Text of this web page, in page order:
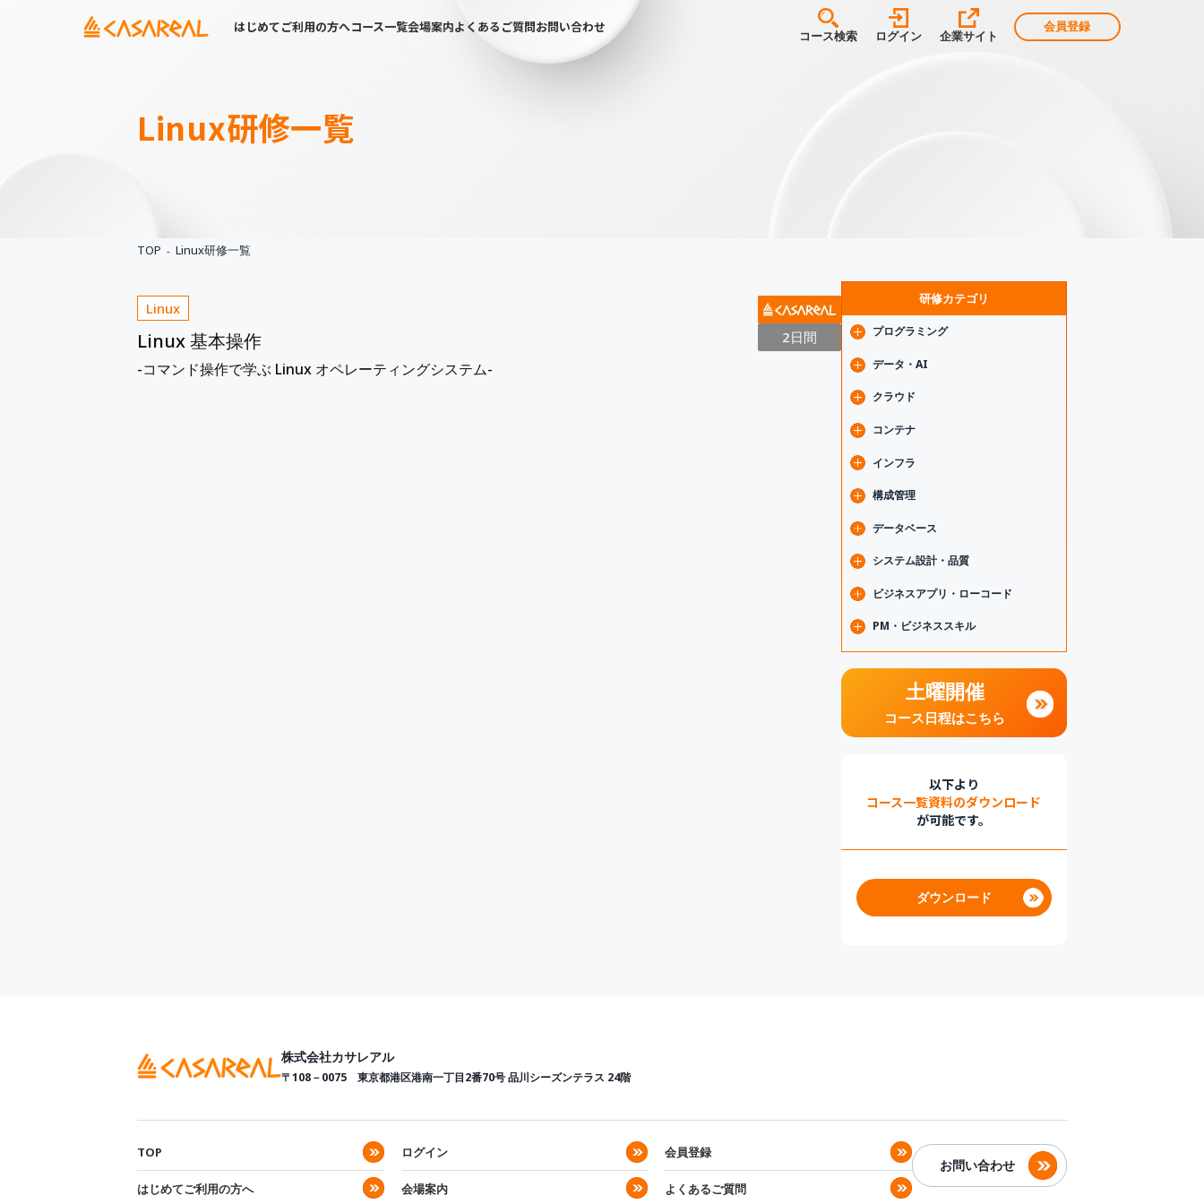
はじめてご利用の方へコース一覧会場案内よくあるご質問お問い合わせ
コース検索 ログイン 企業サイト
会員登録
Linux研修一覧
TOP Linux研修一覧
Linux
Linux 基本操作
-コマンド操作で学ぶ Linux オペレーティングシステム-
2日間
研修カテゴリ
プログラミング
Spring
（HTML/CSS/JS/TS）
（React/Vue.js/Angular/他）
（Android/iOS/Flutter）
データ・AI
生成AI
機械学習
Microsoft AI・Copilot
クラウド
クラウドネイティブ道場
AWS
Microsoft Azure
コンテナ
Kubernetes
インフラ
IoT
Linux
ネットワーク
仮想化
構成管理
データベース
データベース基礎
PostgreSQL
システム設計・品質
要件定義・システム設計
テスト・品質管理
アジャイル・スクラム
ビジネスアプリ・ローコード
Automate）
PM・ビジネススキル
プロジェクトマネジメント
リーダーシップ・マネジメント
ファシリテーション・コミュニケーシ
思考力・問題解決
営業・マーケティング
土曜開催
コース日程はこちら
以下より
コース一覧資料のダウンロード
が可能です。
ダウンロード
株式会社カサレアル
〒108－0075 東京都港区港南一丁目2番70号品川シーズンテラス 24階
TOP ログイン 会員登録
はじめてご利用の方へ 会場案内 よくあるご質問
お問い合わせ